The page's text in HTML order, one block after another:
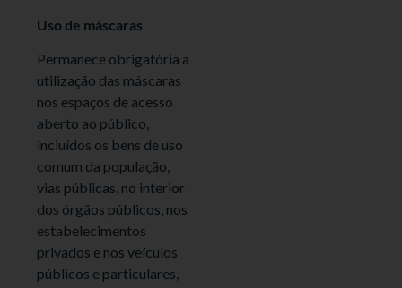
Uso de máscaras
Permanece obrigatória a
utilização das máscaras
nos espaços de acesso
aberto ao público,
incluídos os bens de uso
comum da população,
vias públicas, no interior
dos órgãos públicos, nos
estabelecimentos
privados e nos veículos
públicos e particulares,